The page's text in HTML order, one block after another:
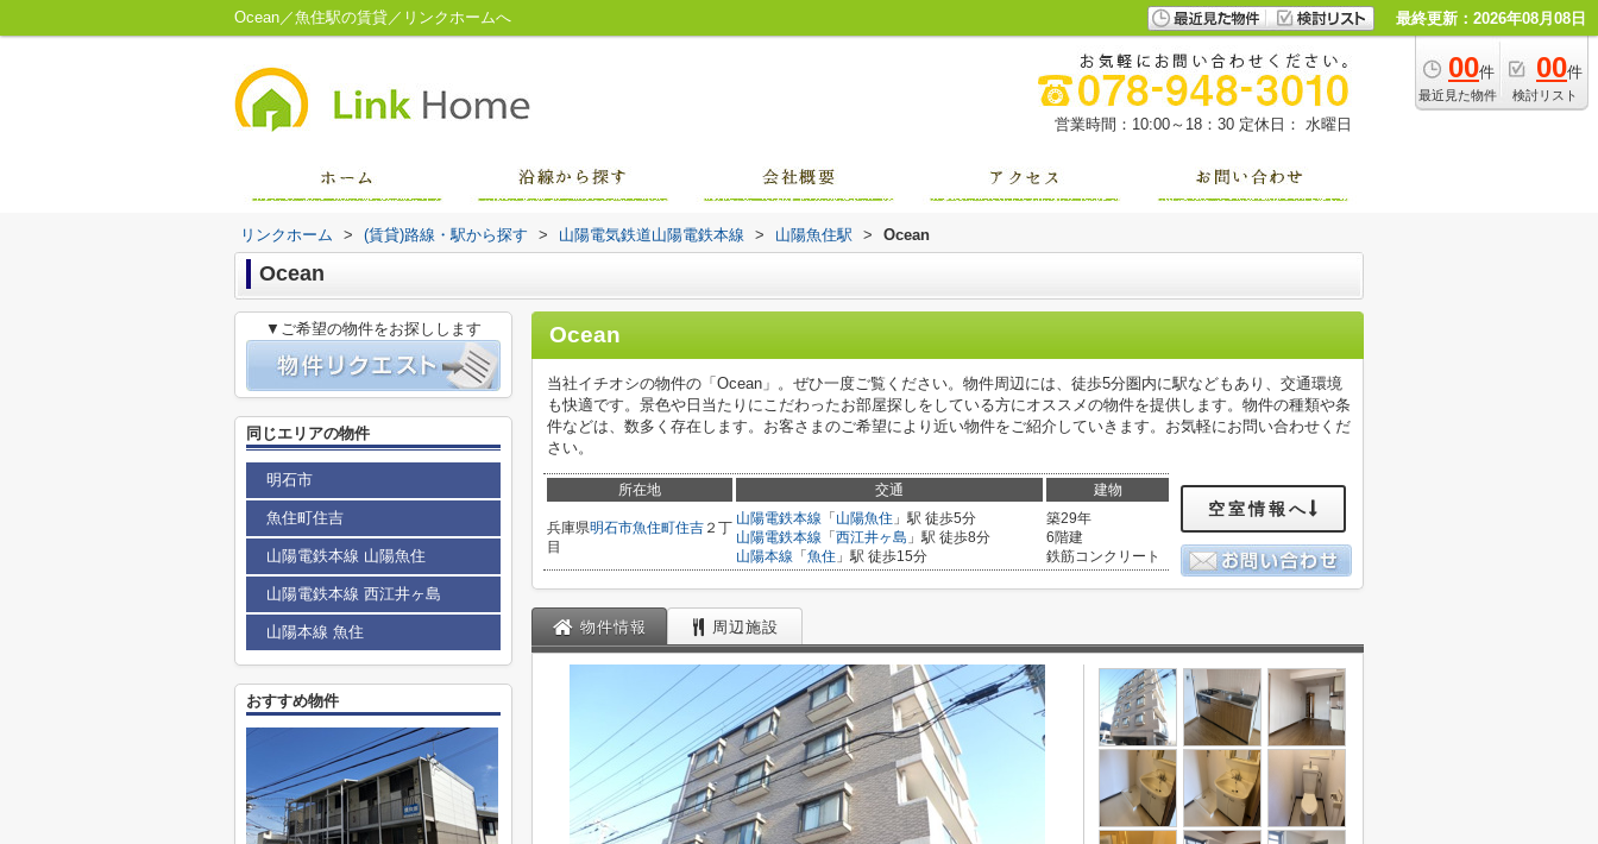
Ocean／魚住駅の賃貸／リンクホームへ 最終更新：2026年08月08日
00件
最近見た物件
00件
検討リスト
営業時間：10:00～18：30 定休日： 水曜日
リンクホーム > (賃貸)路線・駅から探す > 山陽電気鉄道山陽電鉄本線 > 山陽魚住駅 > Ocean
Ocean
Ocean
当社イチオシの物件の「Ocean」。ぜひ一度ご覧ください。物件周辺には、徒歩5分圏内に駅などもあり、交通環境
も快適です。景色や日当たりにこだわったお部屋探しをしている方にオススメの物件を提供します。物件の種類や条
件などは、数多く存在します。お客さまのご希望により近い物件をご紹介していきます。お気軽にお問い合わせくだ
さい。
所在地 交通 建物
兵庫県明石市魚住町住吉 ２丁
目
山陽電鉄本線 「 山陽魚住 」駅 徒歩5分
山陽電鉄本線 「 西江井ヶ島 」駅 徒歩8分
山陽本線 「 魚住 」駅 徒歩15分
築29年
6階建
鉄筋コンクリート
空室情報へ
物件情報 周辺施設
▼ご希望の物件をお探しします
同じエリアの物件
明石市
魚住町住吉
山陽電鉄本線 山陽魚住
山陽電鉄本線 西江井ヶ島
山陽本線 魚住
おすすめ物件